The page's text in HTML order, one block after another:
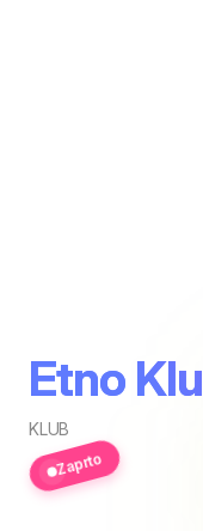
Etno
KLUB
Zaprto